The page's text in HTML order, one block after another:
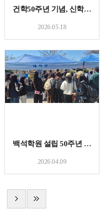
건학50주년 기념, 신학대학원(주간) 진리축전
2026.05.18
백석학원 설립 50주년 전공박람회 대학원 홍보 활동
2026.04.09